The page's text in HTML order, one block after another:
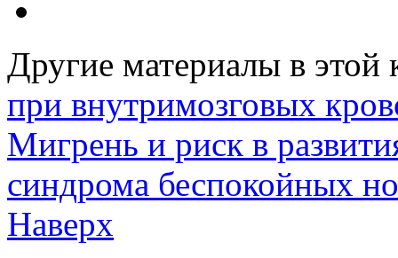
Другие материалы в этой
при внутримозговых
Мигрень и риск в
синдрома беспокойных
Наверх